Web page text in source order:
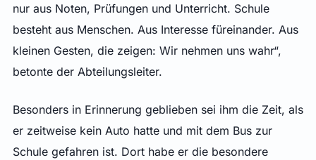
nur aus Noten, Prüfungen und Unterricht. Schule
besteht aus Menschen. Aus Interesse füreinander. Aus
kleinen Gesten, die zeigen: Wir nehmen uns wahr“,
betonte der Abteilungsleiter.
Besonders in Erinnerung geblieben sei ihm die Zeit, als
er zeitweise kein Auto hatte und mit dem Bus zur
Schule gefahren ist. Dort habe er die besondere